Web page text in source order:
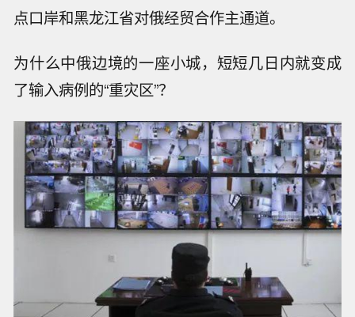
点口岸和黑龙江省对俄经贸合作主通道。
为什么中俄边境的一座小城，短短几日内就变成
了输入病例的“重灾区”？